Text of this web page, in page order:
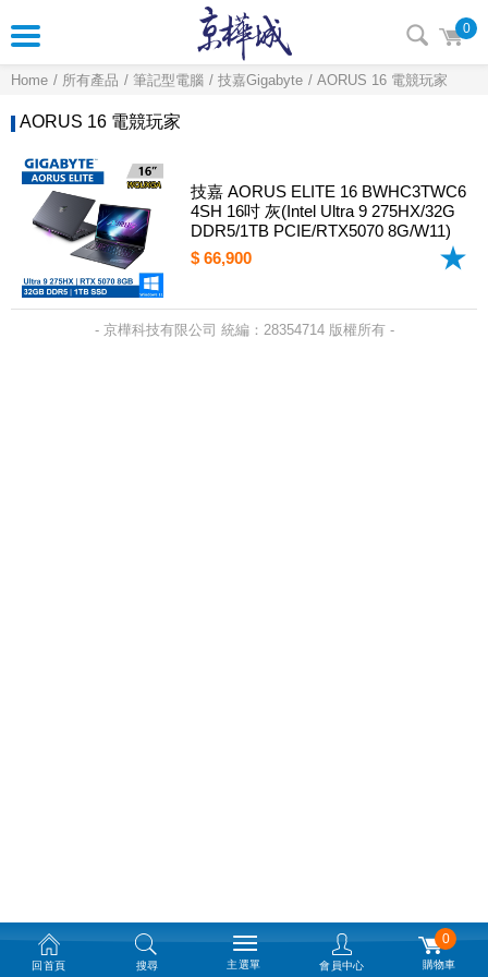
0
Home 所有產品 筆記型電腦 技嘉Gigabyte AORUS 16 電競玩家
AORUS 16 電競玩家
技嘉 AORUS ELITE 16 BWHC3TWC6
4SH 16吋 灰(Intel Ultra 9 275HX/32G
DDR5/1TB PCIE/RTX5070 8G/W11)
$ 66,900
- 京樺科技有限公司 統編：28354714 版權所有 -
回首頁 搜尋 主選單 會員中心
0
購物車